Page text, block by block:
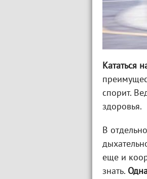
Кататься
спорит.
здоровья.
В
еще и
знать.